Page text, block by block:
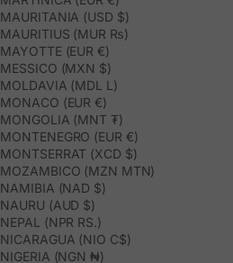
MAURITANIA (USD $)
MAURITIUS (MUR ₨)
MAYOTTE (EUR €)
MESSICO (MXN $)
MOLDAVIA (MDL L)
MONACO (EUR €)
MONGOLIA (MNT ₮)
MONTENEGRO (EUR €)
MONTSERRAT (XCD $)
MOZAMBICO (MZN MTN)
NAMIBIA (NAD $)
NAURU (AUD $)
NEPAL (NPR RS.)
NICARAGUA (NIO C$)
NIGERIA (NGN ₦)